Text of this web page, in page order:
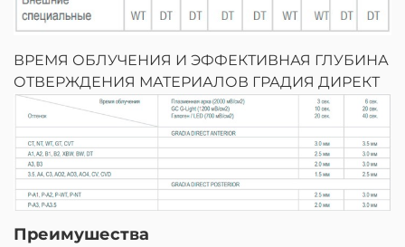
ВРЕМЯ ОБЛУЧЕНИЯ И ЭФФЕКТИВНАЯ ГЛУБИНА
ОТВЕРЖДЕНИЯ МАТЕРИАЛОВ ГРАДИЯ ДИРЕКТ
Преимушества